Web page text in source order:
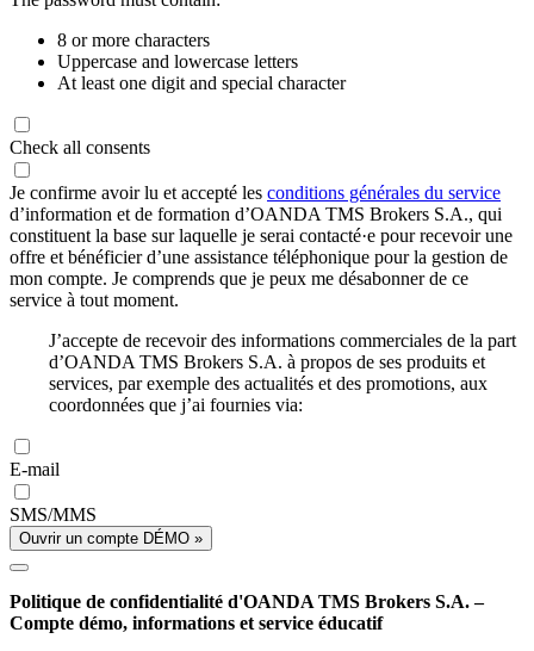
8 or more characters
Uppercase and lowercase letters
At least one digit and special character
Check all consents
Je confirme avoir lu et accepté les conditions générales du service
d’information et de formation d’OANDA TMS Brokers S.A., qui
constituent la base sur laquelle je serai contacté·e pour recevoir une
offre et bénéficier d’une assistance téléphonique pour la gestion de
mon compte. Je comprends que je peux me désabonner de ce
service à tout moment.
J’accepte de recevoir des informations commerciales de la part
d’OANDA TMS Brokers S.A. à propos de ses produits et
services, par exemple des actualités et des promotions, aux
coordonnées que j’ai fournies via:
E-mail
SMS/MMS
Ouvrir un compte DÉMO »
Politique de confidentialité d'OANDA TMS Brokers S.A. –
Compte démo, informations et service éducatif